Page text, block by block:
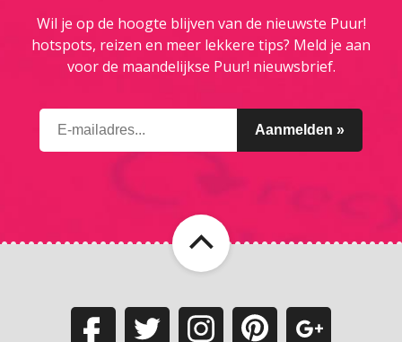
Wil je op de hoogte blijven van de nieuwste Puur!
hotspots, reizen en meer lekkere tips? Meld je aan
voor de maandelijkse Puur! nieuwsbrief.